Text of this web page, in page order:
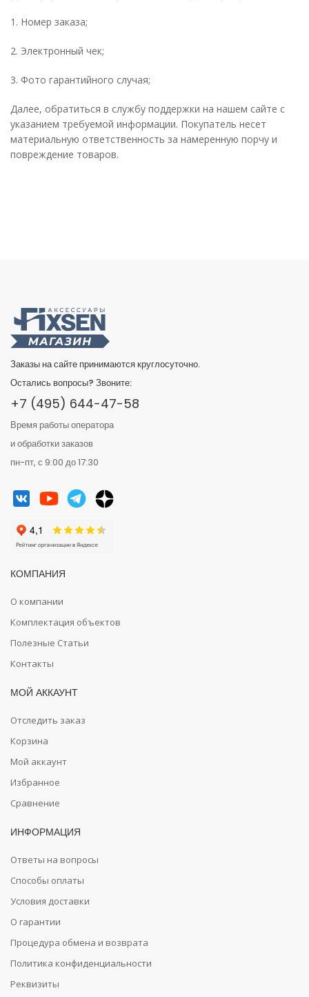
1. Номер заказа;
2. Электронный чек;
3. Фото гарантийного случая;
Далее, обратиться в службу поддержки на нашем сайте с
указанием требуемой информации. Покупатель несет
материальную ответственность за намеренную порчу и
повреждение товаров.
Заказы на сайте принимаются круглосуточно.
Остались вопросы? Звоните:
+7 (495) 644-47-58
Время работы оператора
и обработки заказов
пн-пт, с 9:00 до 17:30
КОМПАНИЯ
О компании
Комплектация объектов
Полезные Статьи
Контакты
МОЙ АККАУНТ
Отследить заказ
Корзина
Мой аккаунт
Избранное
Сравнение
ИНФОРМАЦИЯ
Ответы на вопросы
Способы оплаты
Условия доставки
О гарантии
Процедура обмена и возврата
Политика конфиденциальности
Реквизиты